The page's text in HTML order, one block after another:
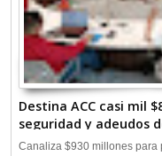
Destina ACC casi mil
seguridad y adeudos
Canaliza $930 millones para